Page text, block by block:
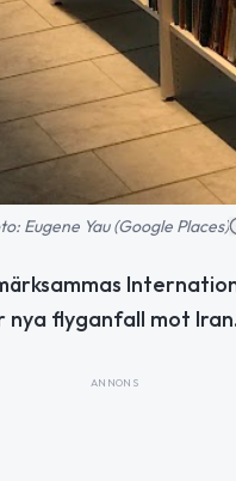
Eugene Yau (Google Places)
flyganfall mot Iran.
ANNONS